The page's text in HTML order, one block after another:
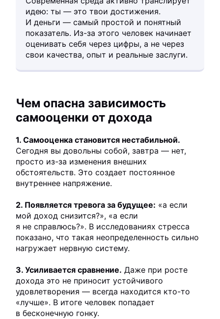
идею: ты — это твои достижения.
И деньги — самый простой и понятный
показатель. Из-за этого человек начинает
оценивать себя через цифры, а не через
свои качества, опыт и реальные заслуги.
Чем опасна зависимость
самооценки от дохода
1. Самооценка становится нестабильной.
Сегодня вы довольны собой, завтра — нет,
просто из-за изменения внешних
обстоятельств. Это создает постоянное
внутреннее напряжение.
2. Появляется тревога за будущее: «а если
мой доход снизится?», «а если
я не справлюсь?». В исследованиях стресса
показано, что такая неопределенность сильно
нагружает нервную систему.
3. Усиливается сравнение. Даже при росте
дохода это не приносит устойчивого
удовлетворения — всегда находится кто-то
«лучше». В итоге человек попадает
в бесконечную гонку.